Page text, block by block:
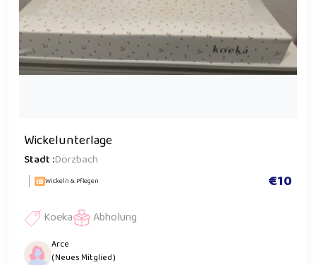
Wickelunterlage
Stadt :Dörzbach
Wickeln & Pflegen €10
Koeka Abholung
Arce
( Neues Mitglied )